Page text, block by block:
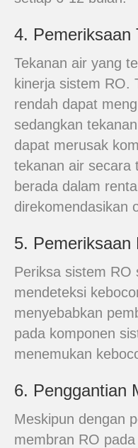
4. Pemeriksaan
Tekanan air yang
kinerja sistem RO.
rendah dapat
sedangkan
dapat merusak
tekanan air secara
berada dalam
direkomendasikan
5. Pemeriksaan
Periksa sistem
mendeteksi
menyebabkan
pada komponen
menemukan
6. Penggantian
Meskipun dengan
membran RO